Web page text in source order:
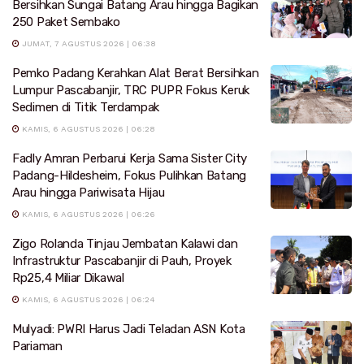
Bersihkan Sungai Batang Arau hingga Bagikan
250 Paket Sembako
JUMAT, 7 AGUSTUS 2026 | 06:38
Pemko Padang Kerahkan Alat Berat Bersihkan
Lumpur Pascabanjir, TRC PUPR Fokus Keruk
Sedimen di Titik Terdampak
KAMIS, 6 AGUSTUS 2026 | 06:28
Fadly Amran Perbarui Kerja Sama Sister City
Padang-Hildesheim, Fokus Pulihkan Batang
Arau hingga Pariwisata Hijau
KAMIS, 6 AGUSTUS 2026 | 06:26
Zigo Rolanda Tinjau Jembatan Kalawi dan
Infrastruktur Pascabanjir di Pauh, Proyek
Rp25,4 Miliar Dikawal
KAMIS, 6 AGUSTUS 2026 | 06:24
Mulyadi: PWRI Harus Jadi Teladan ASN Kota
Pariaman